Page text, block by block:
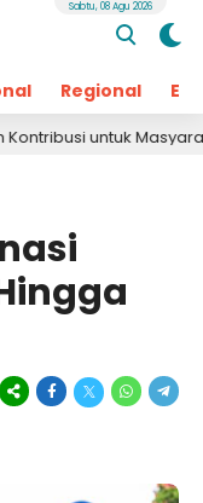
Regional
Sabtu, 08 Agu 2026
untuk Masyarakat